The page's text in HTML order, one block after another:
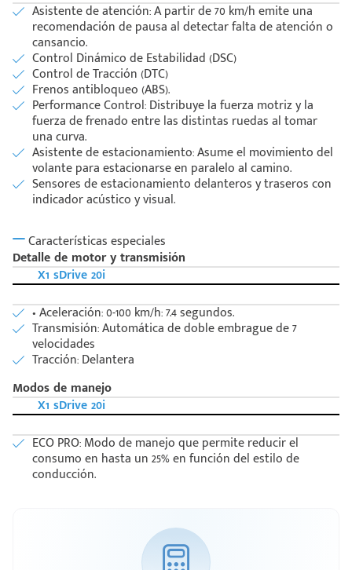
Asistente de atención: A partir de 70 km/h emite una
recomendación de pausa al detectar falta de atención o
cansancio.
Control Dinámico de Estabilidad (DSC)
Control de Tracción (DTC)
Frenos antibloqueo (ABS).
Performance Control: Distribuye la fuerza motriz y la
fuerza de frenado entre las distintas ruedas al tomar
una curva.
Asistente de estacionamiento: Asume el movimiento del
volante para estacionarse en paralelo al camino.
Sensores de estacionamiento delanteros y traseros con
indicador acústico y visual.
Características especiales
Detalle de motor y transmisión
X1 sDrive 20i
• Aceleración: 0-100 km/h: 7.4 segundos.
Transmisión: Automática de doble embrague de 7
velocidades
Tracción: Delantera
Modos de manejo
X1 sDrive 20i
ECO PRO: Modo de manejo que permite reducir el
consumo en hasta un 25% en función del estilo de
conducción.